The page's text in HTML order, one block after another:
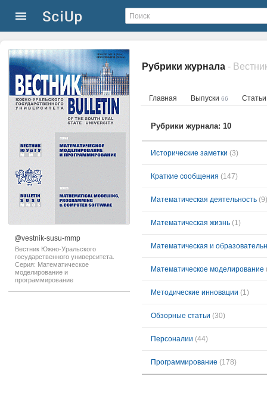
@vestnik-susu-mmp
Вестник Южно-Уральского
государственного университета.
Серия: Математическое
моделирование и
программирование
Рубрики журнала
Главная Выпуски 66
Рубрики журнала: 10
Исторические заметки (3)
Краткие сообщения (147)
Математическая деятельность (9)
Математическая жизнь (1)
Математическая и
Математическое моделирование
Методические инновации (1)
Обзорные статьи (30)
Персоналии (44)
Программирование (178)